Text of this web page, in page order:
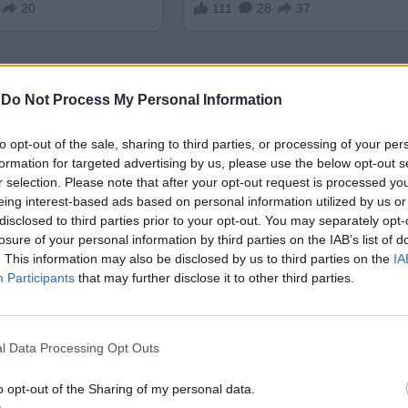
Do Not Process My Personal Information
opt-out of the sale, sharing to third parties, or processing of your
for targeted advertising by us, please use the below opt-out
selection. Please note that after your opt-out request is processed
interest-based ads based on personal information utilized by us
to third parties prior to your opt-out. You may separately
of your personal information by third parties on the IAB’s list of
This information may also be disclosed by us to third parties on the
Participants that may further disclose it to other third parties.
Data Processing Opt Outs
opt-out of the Sharing of my personal data.
вълна на „заместване на вноса“ в
и друго телекомуникационно оборудване,
да разработят план за заместване на
на оборудването, за да идентифицират
тъй като китайският пазар за Intel
тъй като осигури 27% от общите
принудени да преминат към използване на